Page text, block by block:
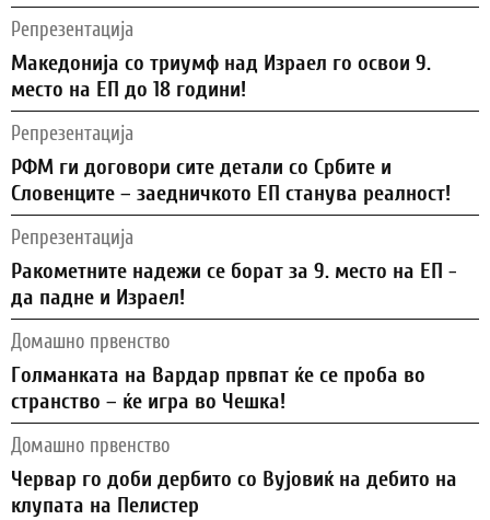
Репрезентација
Македонија со триумф над Израел го освои 9.
место на ЕП до 18 години!
Репрезентација
РФМ ги договори сите детали со Србите и
Словенците – заедничкото ЕП станува реалност!
Репрезентација
Ракометните надежи се борат за 9. место на ЕП -
да падне и Израел!
Домашно првенство
Голманката на Вардар првпат ќе се проба во
странство – ќе игра во Чешка!
Домашно првенство
Червар го доби дербито со Вујовиќ на дебито на
клупата на Пелистер